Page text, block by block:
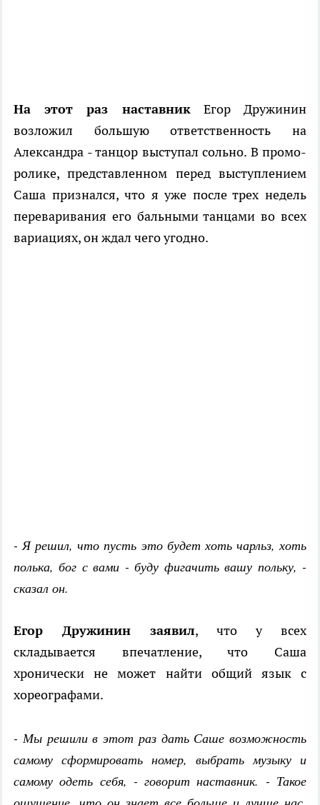
На этот раз наставникЕгор Дружинин
возложил большую ответственность на
Александра - танцор выступал сольно. В промо-
ролике, представленном перед выступлением
Саша признался, что я уже после трех недель
переваривания его бальными танцами во всех
вариациях, он ждал чего угодно.
- Я решил, что пусть это будет хоть чарльз, хоть
полька, бог с вами - буду фигачить вашу польку, -
сказал он.
Егор Дружинин заявил, что у всех
складывается впечатление, что Саша
хронически не может найти общий язык с
хореографами.
- Мы решили в этот раз дать Саше возможность
самому сформировать номер, выбрать музыку и
самому одеть себя, - говорит наставник. - Такое